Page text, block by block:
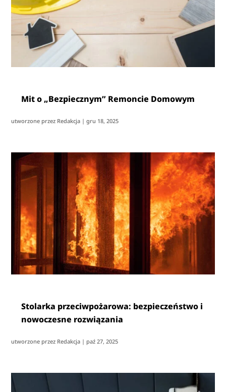
Mit o „Bezpiecznym” Remoncie Domowym
utworzone przez Redakcja |gru 18, 2025
Stolarka przeciwpożarowa: bezpieczeństwo i
nowoczesne rozwiązania
utworzone przez Redakcja | paź 27, 2025